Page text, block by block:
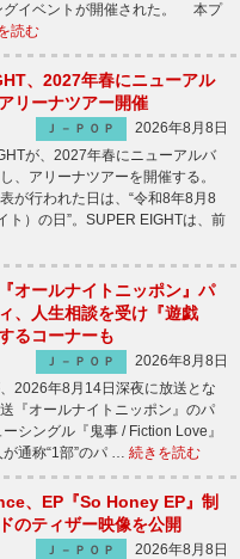
グイベントが開催された。 本プ
読む
、2027年春にニューアル
リーナツアー開催
Ｊ－ＰＯＰ
2026年8月8日
が、2027年春にニューアルバ
、アリーナツアーを開催する。
が行われた日は、“令和8年8月8
ト）の日”。SUPER EIGHTは、前
オールナイトニッポン』パ
、人生相談を受け『遊戯
るコーナーも
Ｊ－ＰＯＰ
2026年8月8日
2026年8月14日深夜に放送とな
『オールナイトニッポン』のパ
シングル『鬼事 / Fiction Love』
通称“1部”のパ … 続きを読む
、EP『So Honey EP』制
のティザー映像を公開
Ｊ－ＰＯＰ
2026年8月8日